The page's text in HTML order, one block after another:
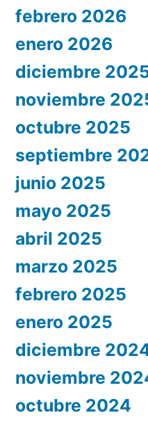
febrero 2026
enero 2026
diciembre
noviembre
octubre 2025
septiembre
junio 2025
mayo 2025
abril 2025
marzo 2025
febrero 2025
enero 2025
diciembre
noviembre
octubre 2024